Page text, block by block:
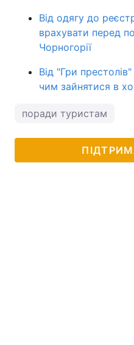
Від одягу до
врахувати перед
Чорногорії
Від "Гри
чим зайнятися в
поради туристам